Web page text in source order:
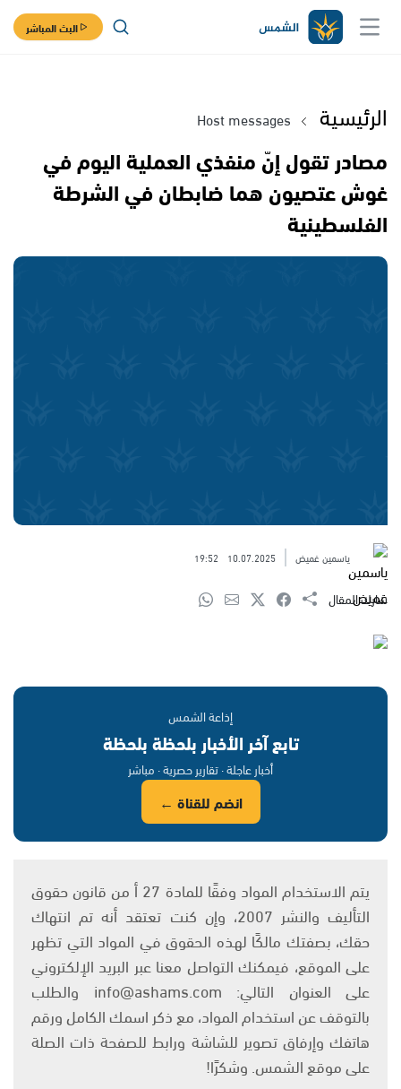
البث المباشر
الرئيسية Host messages
مصادر تقول إنّ منفذي العملية اليوم في
غوش عتصيون هما ضابطان في الشرطة
الفلسطينية
ياسمين غميض 10.07.2025
19:52
شارك المقال
إذاعة الشمس
تابع آخر الأخبار بلحظة بلحظة
أخبار عاجلة · تقارير حصرية · مباشر
انضم للقناة ←
يتم الاستخدام المواد وفقًا للمادة 27 أ من قانون حقوق
التأليف والنشر 2007، وإن كنت تعتقد أنه تم انتهاك
حقك، بصفتك مالكًا لهذه الحقوق في المواد التي تظهر
على الموقع، فيمكنك التواصل معنا عبر البريد الإلكتروني
على العنوان التالي: info@ashams.com والطلب
بالتوقف عن استخدام المواد، مع ذكر اسمك الكامل ورقم
هاتفك وإرفاق تصوير للشاشة ورابط للصفحة ذات الصلة
على موقع الشمس. وشكرًا!